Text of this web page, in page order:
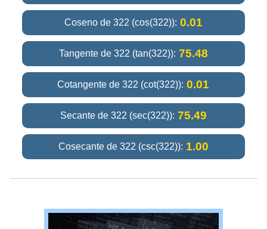
Coseno de 322 (cos(322)): 0.01
Tangente de 322 (tan(322)): 75.48
Cotangente de 322 (cot(322)): 0.01
Secante de 322 (sec(322)): 75.49
Cosecante de 322 (csc(322)): 1.00